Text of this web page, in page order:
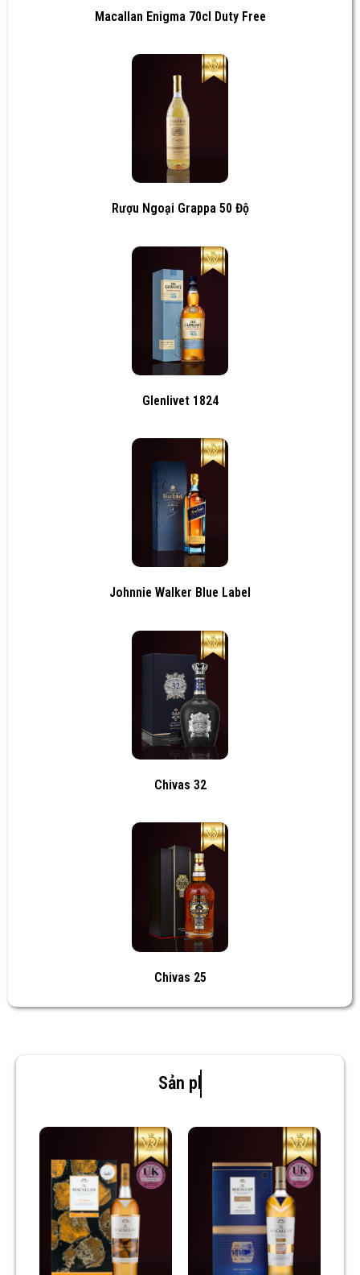
Macallan Enigma 70cl Duty Free
Rượu Ngoại Grappa 50 Độ
Glenlivet 1824
Johnnie Walker Blue Label
Chivas 32
Chivas 25
Sản phẩm mới